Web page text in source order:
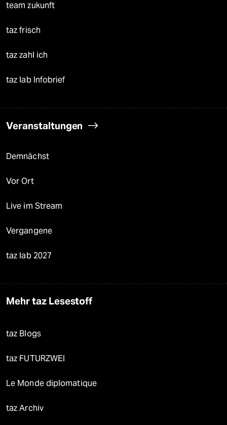
team zukunft
taz frisch
taz zahl ich
taz lab Infobrief
Veranstaltungen
Demnächst
Vor Ort
Live im Stream
Vergangene
taz lab 2027
Mehr taz Lesestoff
taz Blogs
taz FUTURZWEI
Le Monde diplomatique
taz Archiv